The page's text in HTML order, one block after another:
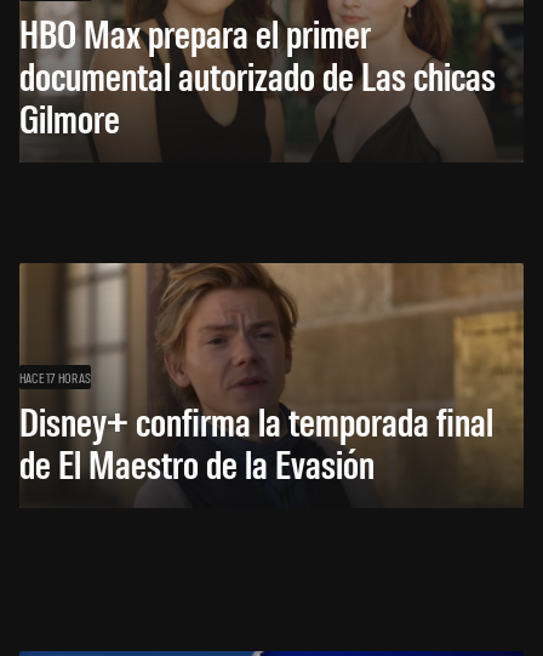
HBO Max prepara el primer
documental autorizado de Las chicas
Gilmore
HACE 17 HORAS
Disney+ confirma la temporada final
de El Maestro de la Evasión